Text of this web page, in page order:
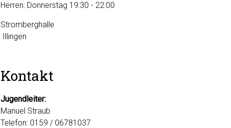
Herren: Donnerstag 19:30 - 22:00
Stromberghalle
Illingen
Kontakt
Jugendleiter:
Manuel Straub
Telefon: 0159 / 06781037